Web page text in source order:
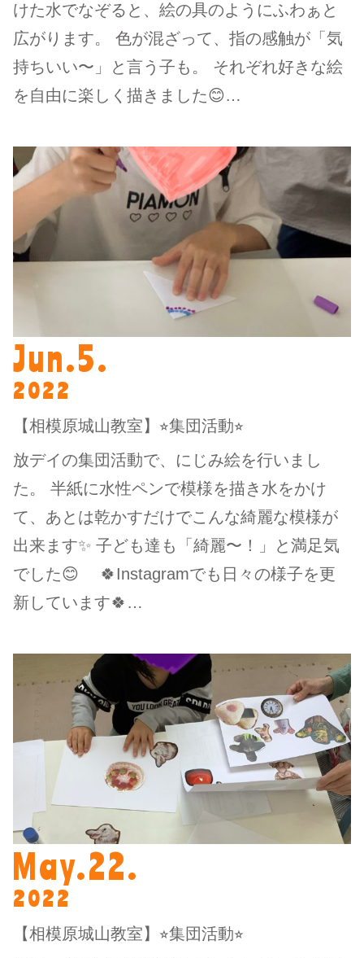
けた水でなぞると、絵の具のようにふわぁと
広がります。 色が混ざって、指の感触が「気
持ちいい〜」と言う子も。 それぞれ好きな絵
を自由に楽しく描きました😊…
Jun.5.
2022
【相模原城山教室】⭐︎集団活動⭐︎
放デイの集団活動で、にじみ絵を行いまし
た。 半紙に水性ペンで模様を描き水をかけ
て、あとは乾かすだけでこんな綺麗な模様が
出来ます✨ 子ども達も「綺麗〜！」と満足気
でした😊 🍀Instagramでも日々の様子を更
新しています🍀…
May.22.
2022
【相模原城山教室】⭐︎集団活動⭐︎